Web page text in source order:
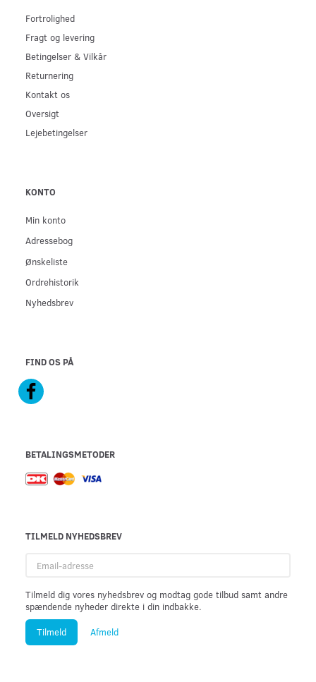
Fortrolighed
Fragt og levering
Betingelser & Vilkår
Returnering
Kontakt os
Oversigt
Lejebetingelser
KONTO
Min konto
Adressebog
Ønskeliste
Ordrehistorik
Nyhedsbrev
FIND OS PÅ
BETALINGSMETODER
TILMELD NYHEDSBREV
adresse
Tilmeld dig vores nyhedsbrev og modtag gode tilbud samt andre
spændende nyheder direkte i din indbakke.
Tilmeld Afmeld